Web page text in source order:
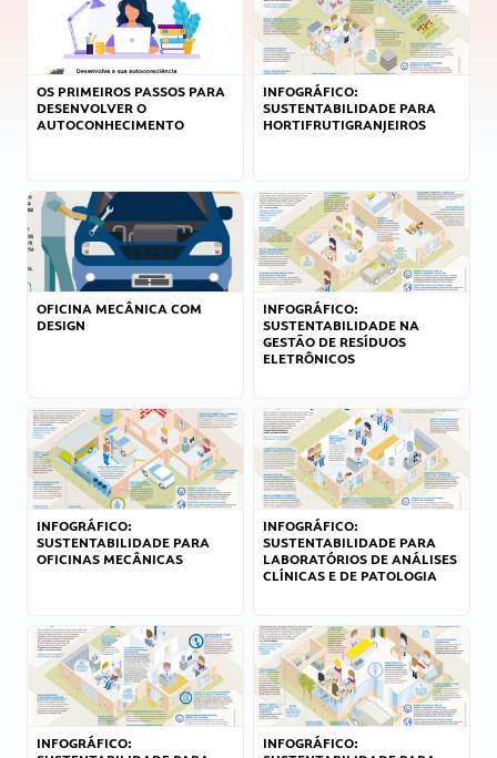
OS PRIMEIROS PASSOS PARA
DESENVOLVER O
AUTOCONHECIMENTO
INFOGRÁFICO:
SUSTENTABILIDADE PARA
HORTIFRUTIGRANJEIROS
OFICINA MECÂNICA COM
DESIGN
INFOGRÁFICO:
SUSTENTABILIDADE NA
GESTÃO DE RESÍDUOS
ELETRÔNICOS
INFOGRÁFICO:
SUSTENTABILIDADE PARA
OFICINAS MECÂNICAS
INFOGRÁFICO:
SUSTENTABILIDADE PARA
LABORATÓRIOS DE ANÁLISES
CLÍNICAS E DE PATOLOGIA
INFOGRÁFICO:
INFOGRÁFICO: